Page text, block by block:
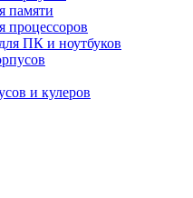
памяти
процессоров
ПК и ноутбуков
и кулеров